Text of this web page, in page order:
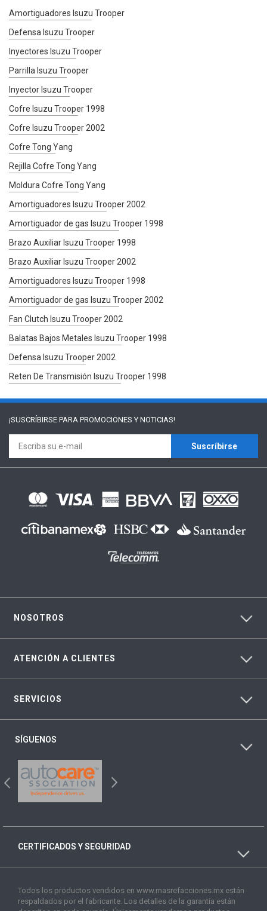
Amortiguadores Isuzu Trooper
Defensa Isuzu Trooper
Inyectores Isuzu Trooper
Parrilla Isuzu Trooper
Inyector Isuzu Trooper
Cofre Isuzu Trooper 1998
Cofre Isuzu Trooper 2002
Cofre Tong Yang
Rejilla Cofre Tong Yang
Moldura Cofre Tong Yang
Amortiguadores Isuzu Trooper 2002
Amortiguador de gas Isuzu Trooper 1998
Brazo Auxiliar Isuzu Trooper 1998
Brazo Auxiliar Isuzu Trooper 2002
Amortiguadores Isuzu Trooper 1998
Amortiguador de gas Isuzu Trooper 2002
Fan Clutch Isuzu Trooper 2002
Balatas Bajos Metales Isuzu Trooper 1998
Defensa Isuzu Trooper 2002
Reten De Transmisión Isuzu Trooper 1998
¡SUSCRÍBIRSE PARA PROMOCIONES Y NOTICIAS!
Suscríbirse
NOSOTROS
ATENCIÓN A CLIENTES
SERVICIOS
SÍGUENOS
CERTIFICADOS Y SEGURIDAD
Todos los productos vendidos en www.masrefacciones.mx están
respaldados por el fabricante. Los detalles de la garantía están